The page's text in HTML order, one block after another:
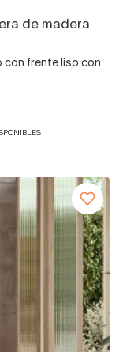
de madera
con frente liso con